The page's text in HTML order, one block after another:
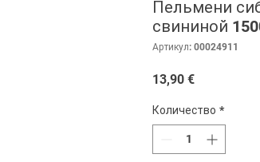
Пельмени
свининой
Артикул: 00024911
13,90 €Цена
Количество *